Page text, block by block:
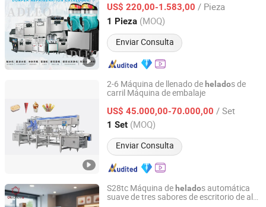
comercial dehelados máquina de
helado s en venta
US$ 220,00-1.583,00 / Pieza
1 Pieza (MOQ)
Enviar Consulta
Jiangsu, China Desde 2022
2-6 Máquina de llenado de helados de
carril Máquina de embalaje
US$ 45.000,00-70.000,00 / Set
1 Set (MOQ)
Enviar Consulta
Wuxi Danxiao Machinery Co., Ltd.
Jiangsu, China Desde 2014
S28tc Máquina dehelados automática
suave de tres sabores de escritorio de alta
Guangzhou ola Machinery Equipment Co., Ltd.